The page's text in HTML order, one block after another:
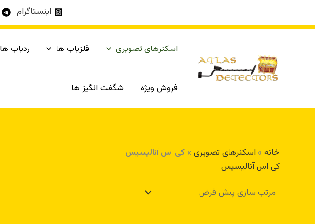
محتوا
اینستاگرام
اسکنرهای تصویری فلزیاب ها ردیاب ها
فروش ویژه شگفت انگیز ها
خانه » اسکنرهای تصویری » کی اس آنالیسیس
کی اس آنالیسیس